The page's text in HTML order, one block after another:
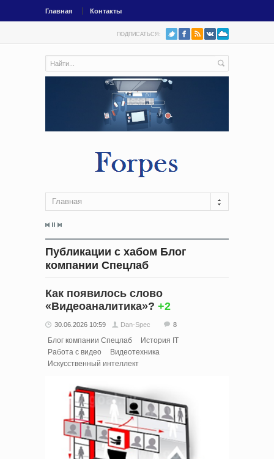
Главная Контакты
ПОДПИСАТЬСЯ:
Главная
Публикации с хабом Блог
компании Спецлаб
Как появилось слово
«Видеоаналитика»? +2
30.06.2026 10:59 Dan-Spec 8
Блог компании Спецлаб
История IT
Работа с видео
Видеотехника
Искусственный интеллект